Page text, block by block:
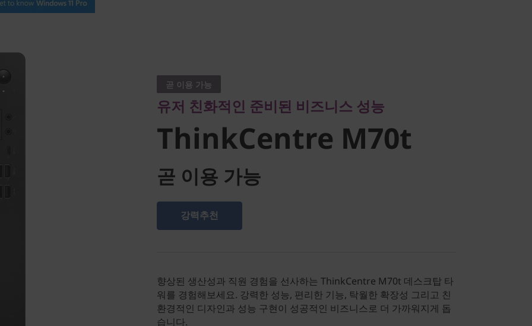
ThinkCentre
M70t
곧 이용 가능
유저 친화적인 준비된 비즈니스 성능
ThinkCentre M70t
곧 이용 가능
강력추천
향상된 생산성과 직원 경험을 선사하는 ThinkCentre M70t 데스크탑 타
워를 경험해보세요. 강력한 성능, 편리한 기능, 탁월한 확장성 그리고 친
환경적인 디자인과 성능 구현이 성공적인 비즈니스로 더 가까워지게 돕
습니다.